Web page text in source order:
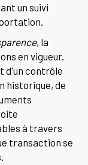
un suivi
, la
en vigueur.
d'un contrôle
historique, de
à travers
transaction se